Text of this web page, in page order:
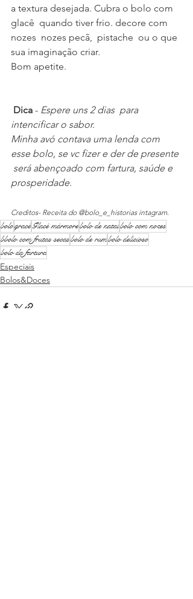
a textura desejada. Cubra o bolo com
glacê  quando tiver frio. decore com
nozes  nozes pecã,  pistache  ou o que
sua imaginação criar.
Bom apetite.
Dica - Espere uns 2 dias  para
intencificar o sabor.
Minha avó contava uma lenda com
esse bolo, se vc fizer e der de presente
será abençoado com fartura, saúde e
prosperidade.
Creditos- Receita do @bolo_e_historias intagram.
bologracêGlacê mármorebolo de natalbolo com nozes
bbolo com frutas secasbolo de rumbolo delicioso
bolo da fartura
Especiais
Bolos&Doces